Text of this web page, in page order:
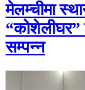
मेलम्चीमा
“कोशेलीघर”
सम्पन्न